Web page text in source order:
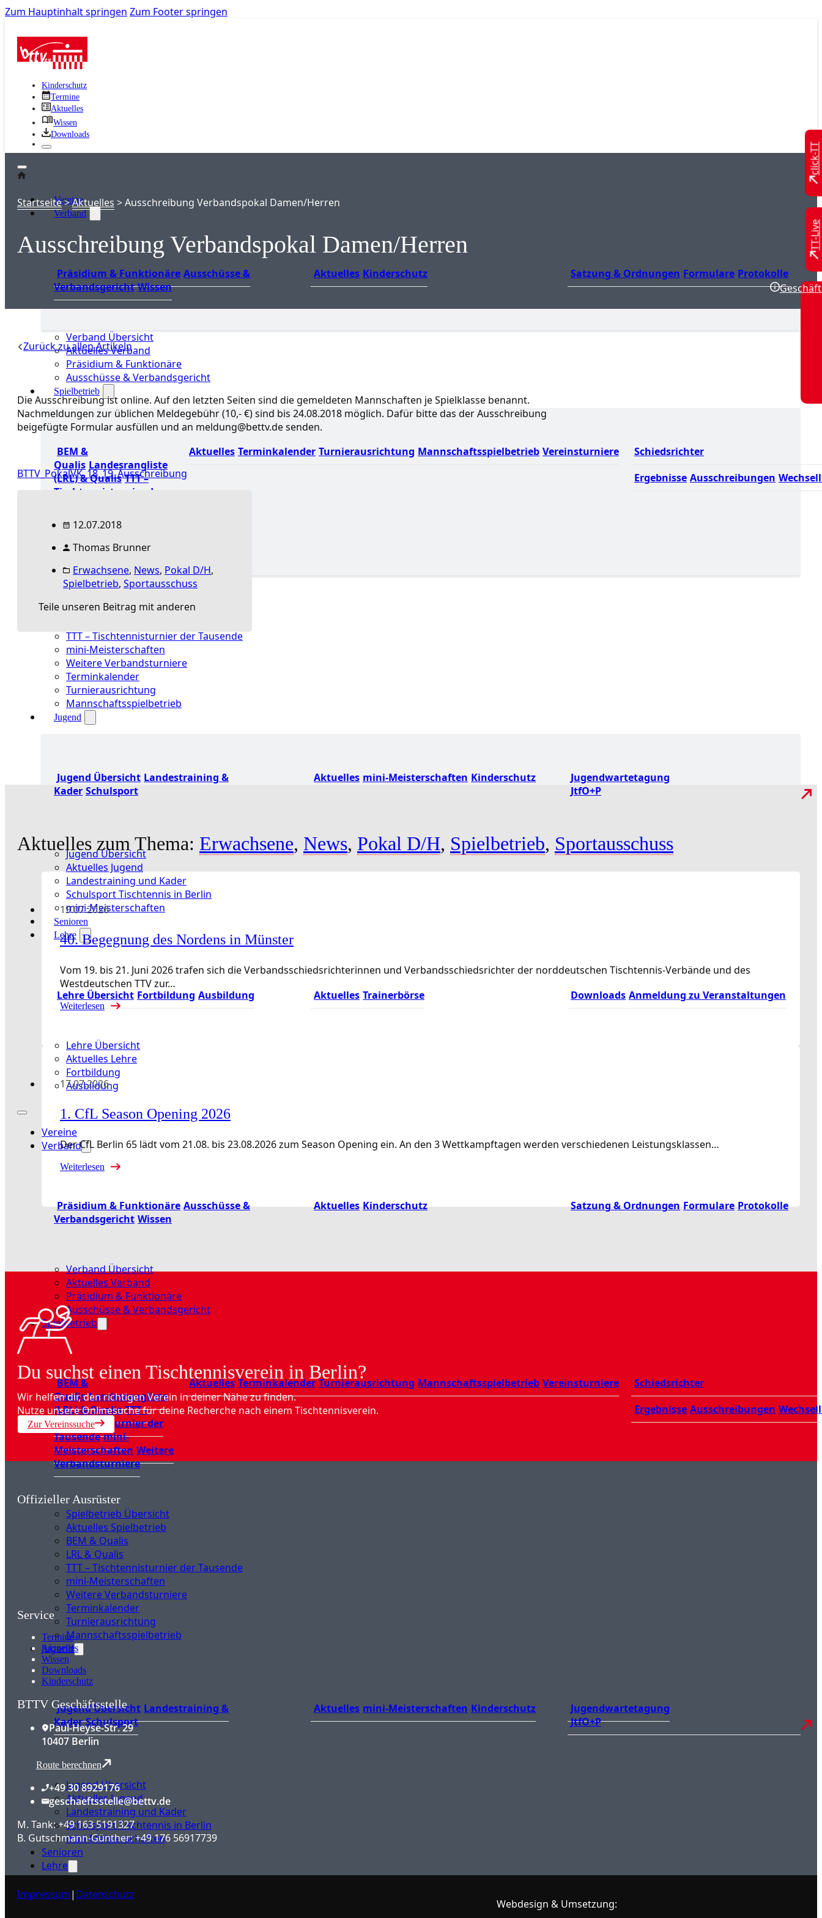
Zum Hauptinhalt springen Zum Footer springen
Kinderschutz
Termine
Aktuelles
Wissen
Downloads
Vereine
Verband
Präsidium & Funktionäre Ausschüsse &
Verbandsgericht Wissen
Aktuelles Kinderschutz Satzung & Ordnungen Formulare Protokolle
Verband Übersicht
Aktuelles Verband
Präsidium & Funktionäre
Ausschüsse & Verbandsgericht
Spielbetrieb
BEM &
Qualis Landesrangliste
(LRL) & Qualis TTT –
Tischtennisturnier der
Meisterschaften
Verbandsturniere
Aktuelles Terminkalender Turnierausrichtung Mannschaftsspielbetrieb Vereinsturniere
Schiedsrichter
Ergebnisse Ausschreibungen
Spielbetrieb Übersicht
BEM & Qualis
TTT – Tischtennisturnier der Tausende
mini-Meisterschaften
Weitere Verbandsturniere
Terminkalender
Turnierausrichtung
Mannschaftsspielbetrieb
Jugend
Jugend Übersicht Landestraining &
Kader Schulsport
Aktuelles mini-Meisterschaften Kinderschutz
Jugendwartetagung
JtfO+P
Jugend Übersicht
Aktuelles Jugend
Landestraining und Kader
Schulsport Tischtennis in Berlin
mini-Meisterschaften
Senioren
Lehre
Lehre Übersicht Fortbildung Ausbildung Aktuelles Trainerbörse Downloads Anmeldung zu Veranstaltungen
Lehre Übersicht
Aktuelles Lehre
Fortbildung
Ausbildung
Vereine
Verband
Präsidium & Funktionäre Ausschüsse &
Verbandsgericht Wissen
Aktuelles Kinderschutz Satzung & Ordnungen Formulare Protokolle
Verband Übersicht
Aktuelles Verband
Präsidium & Funktionäre
Ausschüsse & Verbandsgericht
Spielbetrieb
BEM &
Qualis Landesrangliste
(LRL) & Qualis TTT –
Tischtennisturnier der
Tausende mini-
Meisterschaften Weitere
Verbandsturniere
Aktuelles Terminkalender Turnierausrichtung Mannschaftsspielbetrieb Vereinsturniere
Schiedsrichter
Ergebnisse Ausschreibungen
Spielbetrieb Übersicht
Aktuelles Spielbetrieb
BEM & Qualis
LRL & Qualis
TTT – Tischtennisturnier der Tausende
mini-Meisterschaften
Weitere Verbandsturniere
Terminkalender
Turnierausrichtung
Mannschaftsspielbetrieb
Jugend
Jugend Übersicht Landestraining &
Kader Schulsport
Aktuelles mini-Meisterschaften Kinderschutz
Jugendwartetagung
JtfO+P
Jugend Übersicht
Aktuelles Jugend
Landestraining und Kader
Schulsport Tischtennis in Berlin
mini-Meisterschaften
Senioren
Lehre
Startseite>Aktuelles >Ausschreibung Verbandspokal Damen/Herren
Ausschreibung Verbandspokal Damen/Herren
Zurück zu allen Artikeln
Die Ausschreibung ist online. Auf den letzten Seiten sind die gemeldeten Mannschaften je Spielklasse benannt.
Nachmeldungen zur üblichen Meldegebühr (10,- €) sind bis 24.08.2018 möglich. Dafür bitte das der Ausschreibung
beigefügte Formular ausfüllen und an meldung@bettv.de senden.
BTTV_PokalVK_18_19_Ausschreibung
12.07.2018
Thomas Brunner
Erwachsene, News, Pokal D/H,
Spielbetrieb, Sportausschuss
Teile unseren Beitrag mit anderen
Aktuelles zum Thema: Erwachsene, News, Pokal D/H, Spielbetrieb, Sportausschuss
19.07.2026
40. Begegnung des Nordens in Münster
Vom 19. bis 21. Juni 2026 trafen sich die Verbandsschiedsrichterinnen und Verbandsschiedsrichter der norddeutschen Tischtennis-Verbände und des
Westdeutschen TTV zur…
Weiterlesen
17.07.2026
1. CfL Season Opening 2026
Der CfL Berlin 65 lädt vom 21.08. bis 23.08.2026 zum Season Opening ein. An den 3 Wettkampftagen werden verschiedenen Leistungsklassen…
Weiterlesen
Du suchst einen Tischtennisverein in Berlin?
Wir helfen dir, den richtigen Verein in deiner Nähe zu finden.
Nutze unsere Onlinesuche für deine Recherche nach einem Tischtennisverein.
Zur Vereinssuche
Offizieller Ausrüster
Service
Termine
Aktuelles
Wissen
Downloads
Kinderschutz
BTTV Geschäftsstelle
Paul-Heyse-Str. 29
10407 Berlin
Route berechnen
+49 30 8929176
geschaeftsstelle@bettv.de
M. Tank: +49 163 5191327
B. Gutschmann-Günther: +49 176 56917739
Impressum| Datenschutz
Webdesign & Umsetzung:
click-TT
TT-Live